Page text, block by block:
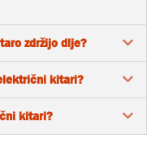
zdržijo dlje?
kitari?
kitari?